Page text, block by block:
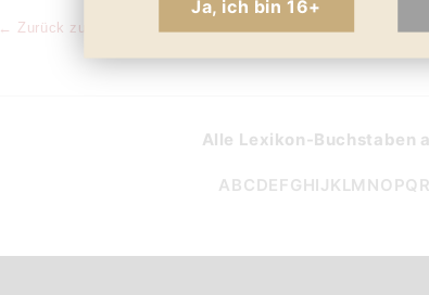
← Zurück zur Lexikon-Startseite
Alle Lexikon-Buchstaben
ABCDEFGHIJKLM NO PQ R
Ja, ich bin 16+